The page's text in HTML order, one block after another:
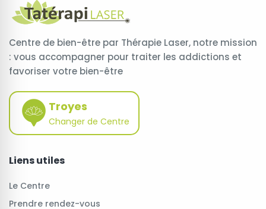
Centre de bien-être par Thérapie Laser, notre mission
: vous accompagner pour traiter les addictions et
favoriser votre bien-être
Troyes
Changer de Centre
Liens utiles
Le Centre
Prendre rendez-vous